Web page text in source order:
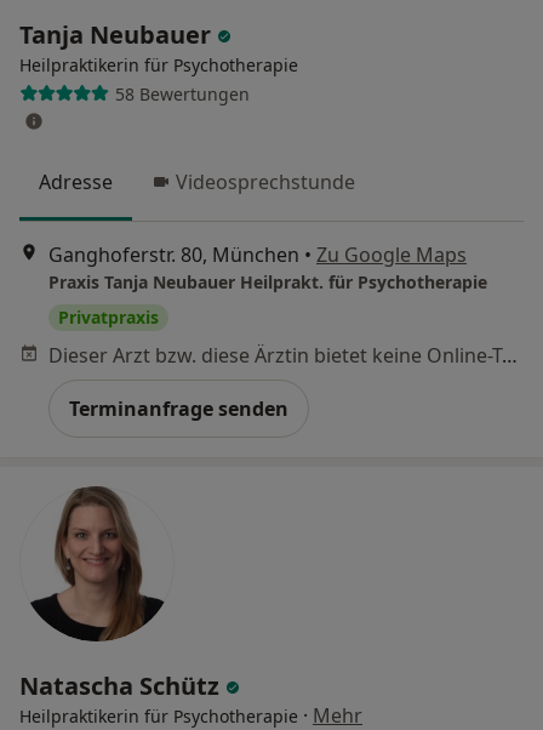
Tanja Neubauer
Heilpraktikerin für Psychotherapie
58 Bewertungen
Adresse Videosprechstunde
Ganghoferstr. 80, München • Zu Google Maps
Praxis Tanja Neubauer Heilprakt. für Psychotherapie
Privatpraxis
Dieser Arzt bzw. diese Ärztin bietet keine Online-Terminbuchung an diesem Standort an.
Terminanfrage senden
Natascha Schütz
Heilpraktikerin für Psychotherapie · Mehr